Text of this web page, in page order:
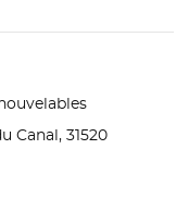
Canal, 31520